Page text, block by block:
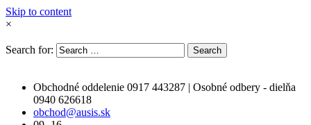
Skip to content
×
Search for: Search
Obchodné oddelenie 0917 443287 | Osobné odbery - dielňa
0940 626618
obchod@ausis.sk